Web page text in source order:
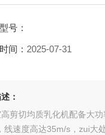
号：
间： 2025-07-31
：
剪切均质乳化机配备大
线速度高达35m/s，zui大